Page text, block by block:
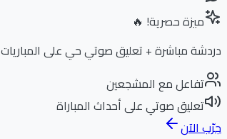
ميزة حصرية! 🔥
دردشة مباشرة + تعليق صوتي حي على المباريات
تفاعل مع المشجعين
تعليق صوتي على أحداث المباراة
جرّب الآن